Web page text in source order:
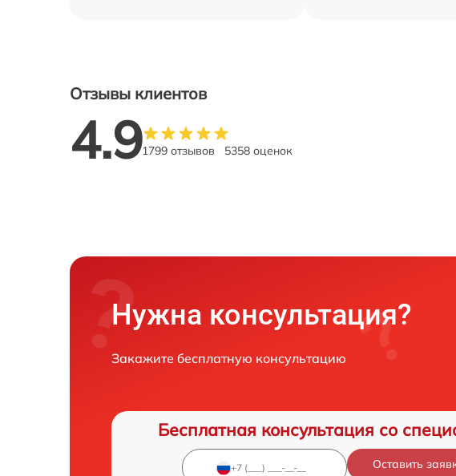
Отзывы клиентов
4.91799 отзывов 5358 оценок
Нужна консультация?
Закажите бесплатную консультацию
Бесплатная консультация со
Оставить